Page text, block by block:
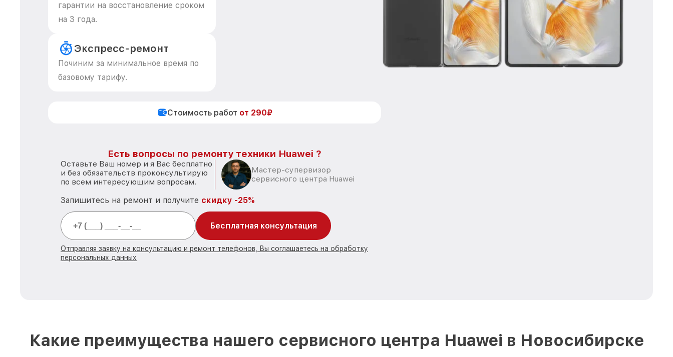
гарантии на восстановление сроком
на 3 года.
Экспресс-ремонт
Починим за минимальное время по
базовому тарифу.
Стоимость работ от 290₽
Есть вопросы по ремонту техники Huawei ?
Оставьте Ваш номер и я Вас бесплатно
и без обязательств проконсультирую
по всем интересующим вопросам.
Мастер-супервизор
сервисного центра Huawei
Запишитесь на ремонт и получите скидку -25%
Бесплатная консультация
Отправляя заявку на консультацию и ремонт телефонов, Вы соглашаетесь на обработку
персональных данных
Какие преимущества нашего сервисного центра Huawei в Новосибирске